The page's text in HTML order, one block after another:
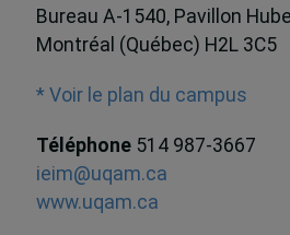
Bureau A-1540, Pavillon
Montréal (Québec) H2L 3C5
* Voir le plan du campus
Téléphone 514 987-3667
ieim@uqam.ca
www.uqam.ca